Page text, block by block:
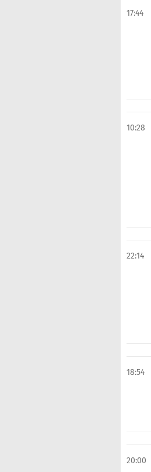
17:44
10:28
22:14
18:54
20:00